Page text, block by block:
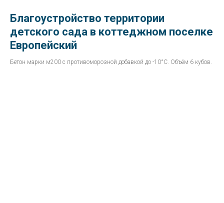
Благоустройство территории
детского сада в коттеджном поселке
Европейский
Бетон марки м200 с противоморозной добавкой до -10°С. Объём 6 кубов.